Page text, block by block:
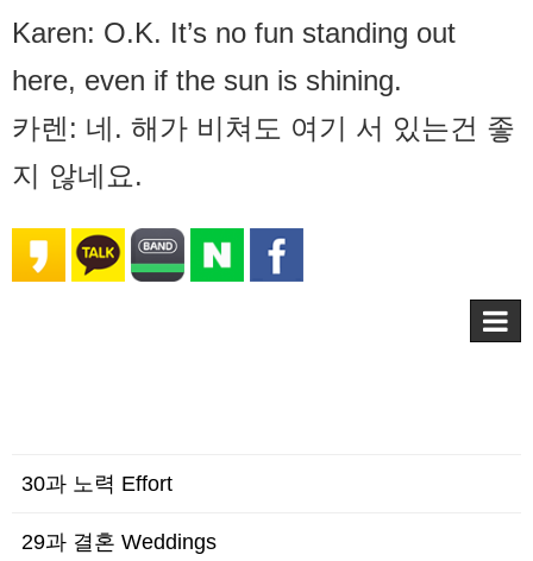
Karen: O.K. It’s no fun standing out
here, even if the sun is shining.
카렌: 네. 해가 비쳐도 여기 서 있는건 좋
지 않네요.
30과 노력 Effort
29과 결혼 Weddings